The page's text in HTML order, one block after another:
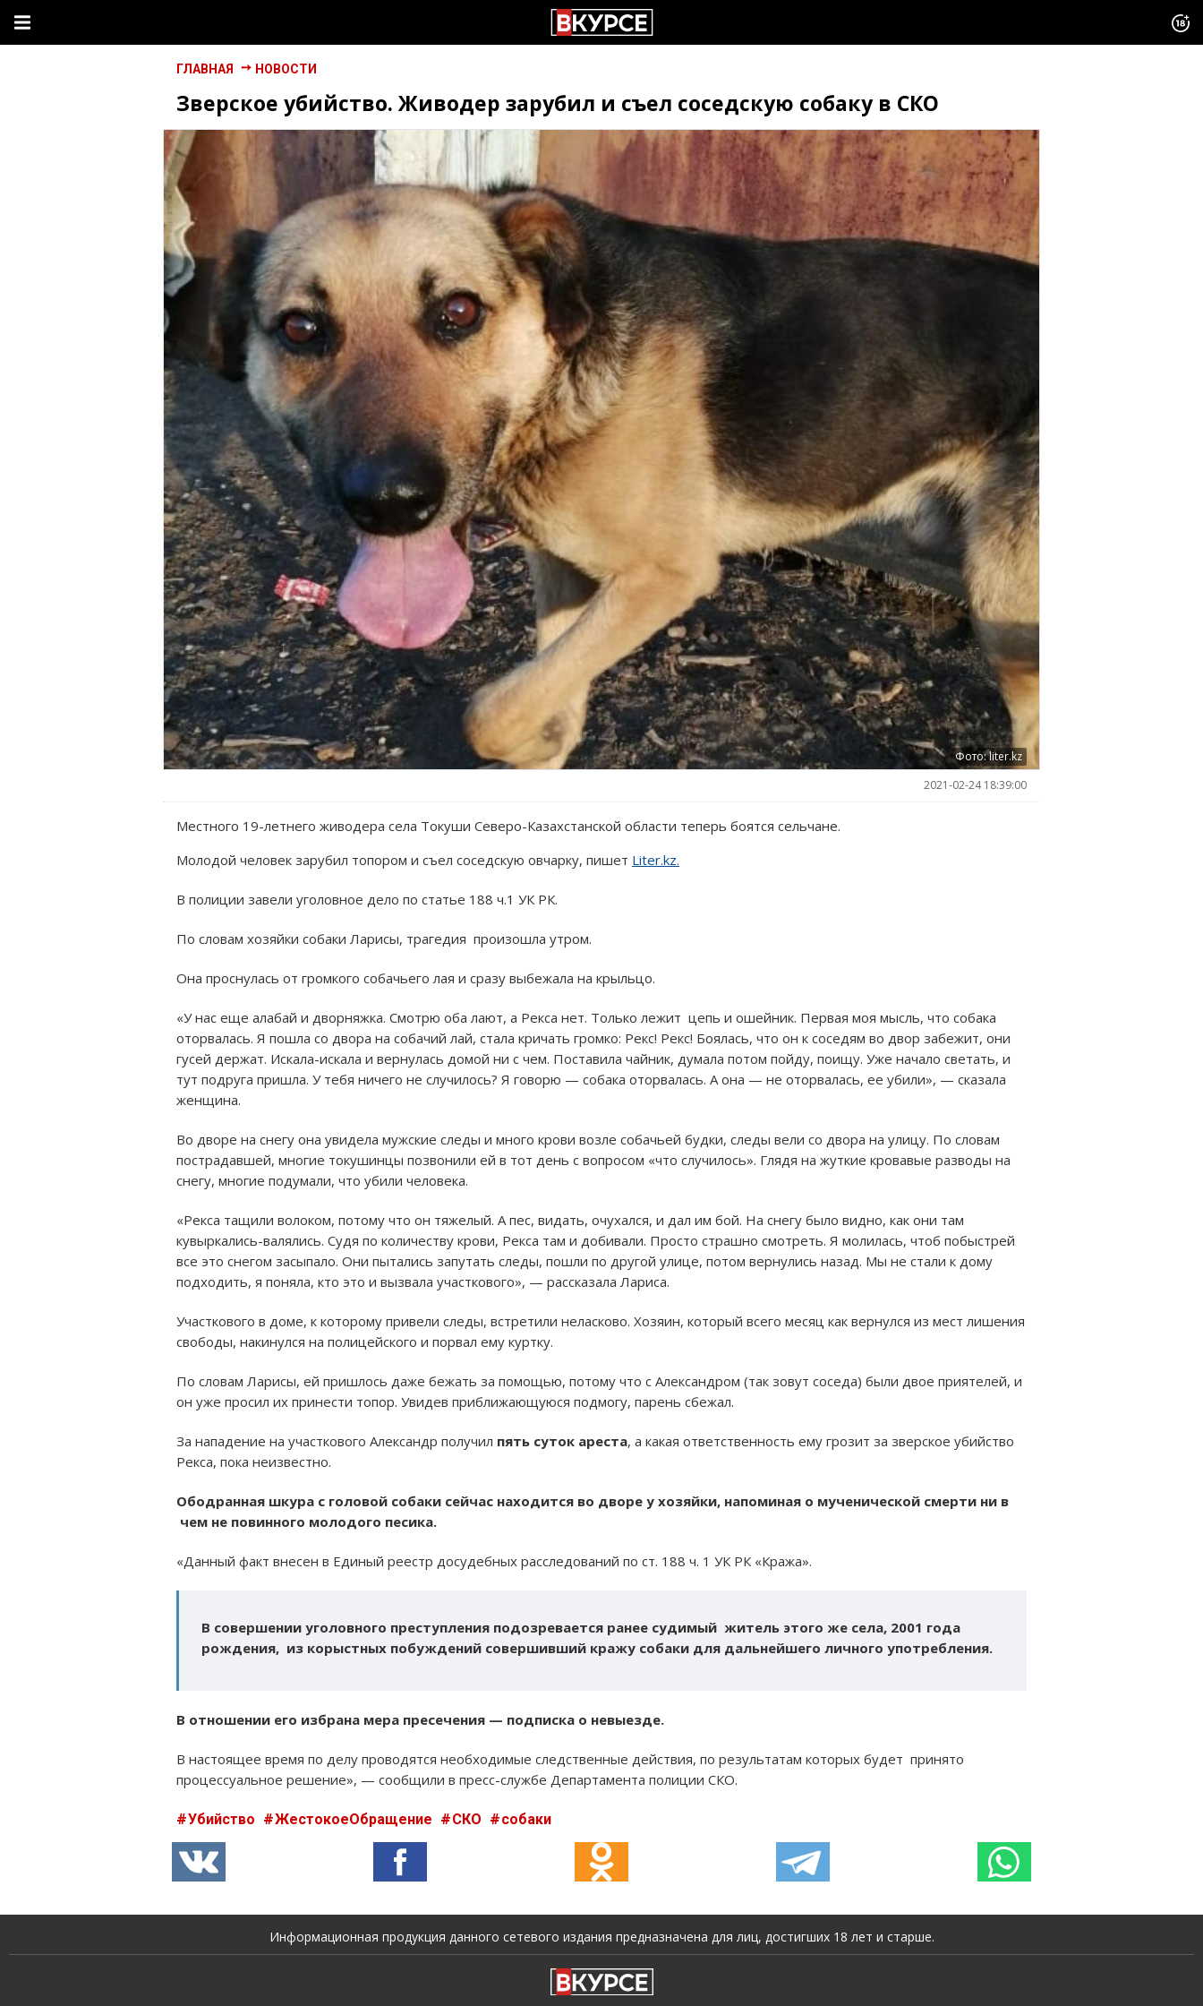
ГЛАВНАЯ НОВОСТИ
Зверское убийство. Живодер зарубил и съел соседскую собаку в СКО
Фото: liter.kz
2021-02-24 18:39:00
Местного 19-летнего живодера села Токуши Северо-Казахстанской области теперь боятся сельчане.
Молодой человек зарубил топором и съел соседскую овчарку, пишет Liter.kz.
В полиции завели уголовное дело по статье 188 ч.1 УК РК.
По словам хозяйки собаки Ларисы, трагедия произошла утром.
Она проснулась от громкого собачьего лая и сразу выбежала на крыльцо.
«У нас еще алабай и дворняжка. Смотрю оба лают, а Рекса нет. Только лежит цепь и ошейник. Первая моя мысль, что собака
оторвалась. Я пошла со двора на собачий лай, стала кричать громко: Рекс! Рекс! Боялась, что он к соседям во двор забежит, они
гусей держат. Искала-искала и вернулась домой ни с чем. Поставила чайник, думала потом пойду, поищу. Уже начало светать, и
тут подруга пришла. У тебя ничего не случилось? Я говорю — собака оторвалась. А она — не оторвалась, ее убили», — сказала
женщина.
Во дворе на снегу она увидела мужские следы и много крови возле собачьей будки, следы вели со двора на улицу. По словам
пострадавшей, многие токушинцы позвонили ей в тот день с вопросом «что случилось». Глядя на жуткие кровавые разводы на
снегу, многие подумали, что убили человека.
«Рекса тащили волоком, потому что он тяжелый. А пес, видать, очухался, и дал им бой. На снегу было видно, как они там
кувыркались-валялись. Судя по количеству крови, Рекса там и добивали. Просто страшно смотреть. Я молилась, чтоб побыстрей
все это снегом засыпало. Они пытались запутать следы, пошли по другой улице, потом вернулись назад. Мы не стали к дому
подходить, я поняла, кто это и вызвала участкового», — рассказала Лариса.
Участкового в доме, к которому привели следы, встретили неласково. Хозяин, который всего месяц как вернулся из мест лишения
свободы, накинулся на полицейского и порвал ему куртку.
По словам Ларисы, ей пришлось даже бежать за помощью, потому что с Александром (так зовут соседа) были двое приятелей, и
он уже просил их принести топор. Увидев приближающуюся подмогу, парень сбежал.
За нападение на участкового Александр получил пять суток ареста, а какая ответственность ему грозит за зверское убийство
Рекса, пока неизвестно.
Ободранная шкура с головой собаки сейчас находится во дворе у хозяйки, напоминая о мученической смерти ни в
чем не повинного молодого песика.
«Данный факт внесен в Единый реестр досудебных расследований по ст. 188 ч. 1 УК РК «Кража».
В совершении уголовного преступления подозревается ранее судимый житель этого же села, 2001 года
рождения, из корыстных побуждений совершивший кражу собаки для дальнейшего личного употребления.
В отношении его избрана мера пресечения — подписка о невыезде.
В настоящее время по делу проводятся необходимые следственные действия, по результатам которых будет принято
процессуальное решение», — сообщили в пресс-службе Департамента полиции СКО.
Убийство ЖестокоеОбращение СКО собаки
Информационная продукция данного сетевого издания предназначена для лиц, достигших 18 лет и старше.